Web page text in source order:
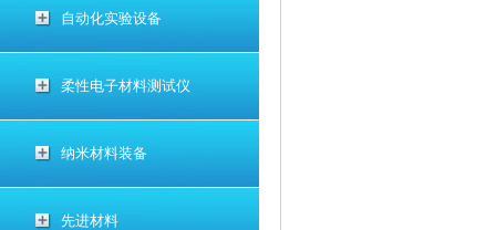
自动化实验设备
柔性电子材料测试仪
纳米材料装备
先进材料